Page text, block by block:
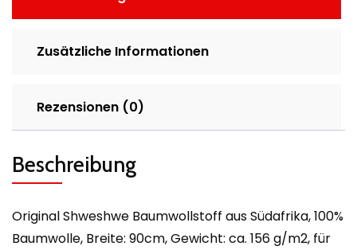
Zusätzliche Informationen
Rezensionen (0)
Beschreibung
Original Shweshwe Baumwollstoff aus Südafrika, 100%
Baumwolle, Breite: 90cm, Gewicht: ca. 156 g/m2, für